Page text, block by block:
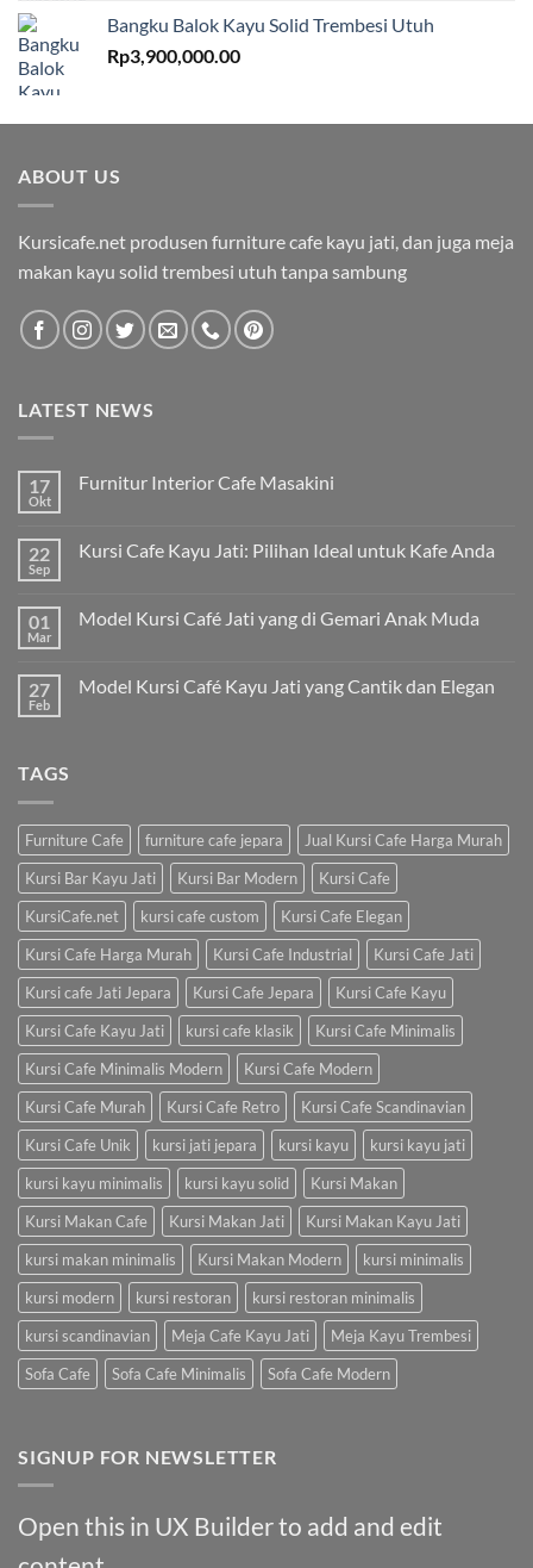
Bangku Balok Kayu Solid Trembesi Utuh
Rp3,900,000.00
ABOUT US
Kursicafe.net produsen furniture cafe kayu jati, dan juga meja
makan kayu solid trembesi utuh tanpa sambung
LATEST NEWS
17
Okt
Furnitur Interior Cafe Masakini
22
Sep
Kursi Cafe Kayu Jati: Pilihan Ideal untuk Kafe Anda
01
Mar
Model Kursi Café Jati yang di Gemari Anak Muda
27
Feb
Model Kursi Café Kayu Jati yang Cantik dan Elegan
TAGS
Furniture Cafe furniture cafe jepara
Jual Kursi Cafe Harga Murah
Kursi Bar Kayu Jati
Kursi Bar Modern
Kursi Cafe
KursiCafe.net
kursi cafe custom
Kursi Cafe Elegan
Kursi Cafe Harga Murah
Kursi Cafe Industrial
Kursi Cafe Jati
Kursi cafe Jati Jepara
Kursi Cafe Jepara
Kursi Cafe Kayu
Kursi Cafe Kayu Jati
kursi cafe klasik
Kursi Cafe Minimalis
Kursi Cafe Minimalis Modern
Kursi Cafe Modern
Kursi Cafe Murah
Kursi Cafe Retro
Kursi Cafe Scandinavian
Kursi Cafe Unik
kursi jati jepara kursi kayu
kursi kayu jati
kursi kayu minimalis
kursi kayu solid
Kursi Makan
Kursi Makan Cafe
Kursi Makan Jati
Kursi Makan Kayu Jati
kursi makan minimalis
Kursi Makan Modern
kursi minimalis
kursi modern
kursi restoran
kursi restoran minimalis
kursi scandinavian
Meja Cafe Kayu Jati
Meja Kayu Trembesi
Sofa Cafe
Sofa Cafe Minimalis Sofa Cafe Modern
SIGNUP FOR NEWSLETTER
Open this in UX Builder to add and edit